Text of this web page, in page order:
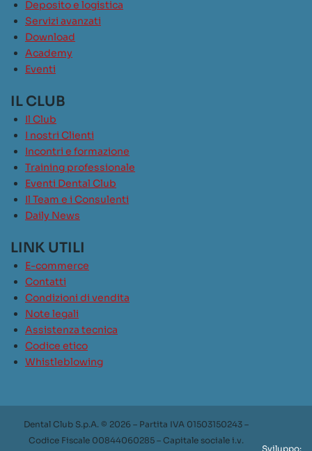
Deposito e logistica
Servizi avanzati
Download
Academy
Eventi
IL CLUB
Il Club
I nostri Clienti
Incontri e formazione
Training professionale
Eventi Dental Club
Il Team e i Consulenti
Daily News
LINK UTILI
E-commerce
Contatti
Condizioni di vendita
Note legali
Assistenza tecnica
Codice etico
Whistleblowing
Dental Club S.p.A. © 2026 – Partita IVA 01503150243 –
Codice Fiscale 00844060285 – Capitale sociale i.v.
Sviluppo: